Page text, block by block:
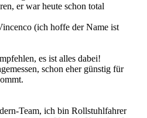
er war heute schon total
(ich hoffe der Name ist
es ist alles dabei!
schon eher günstig für
Team, ich bin Rollstuhlfahrer